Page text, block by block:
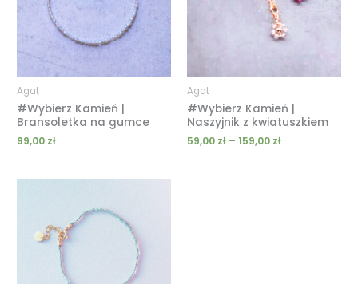
Agat
#Wybierz Kamień |
Bransoletka na gumce
99,00 zł
Agat
#Wybierz Kamień |
Naszyjnik z kwiatuszkiem
59,00 zł – 159,00 zł